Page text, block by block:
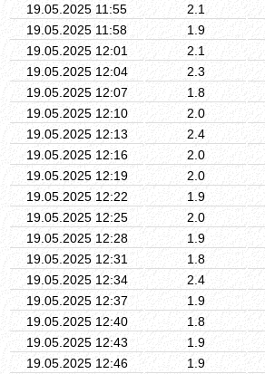
19.05.2025 11:55
2.1
19.05.2025 11:58
1.9
19.05.2025 12:01
2.1
19.05.2025 12:04
2.3
19.05.2025 12:07
1.8
19.05.2025 12:10
2.0
19.05.2025 12:13
2.4
19.05.2025 12:16
2.0
19.05.2025 12:19
2.0
19.05.2025 12:22
1.9
19.05.2025 12:25
2.0
19.05.2025 12:28
1.9
19.05.2025 12:31
1.8
19.05.2025 12:34
2.4
19.05.2025 12:37
1.9
19.05.2025 12:40
1.8
19.05.2025 12:43
1.9
19.05.2025 12:46
1.9